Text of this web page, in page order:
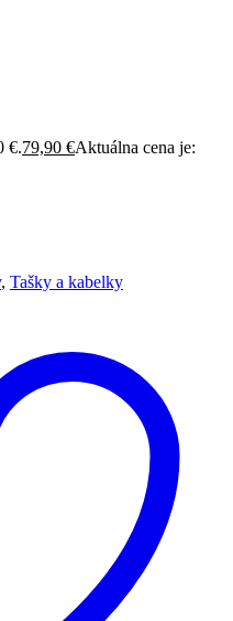
€.79,90 €Aktuálna cena je:
, Tašky a kabelky